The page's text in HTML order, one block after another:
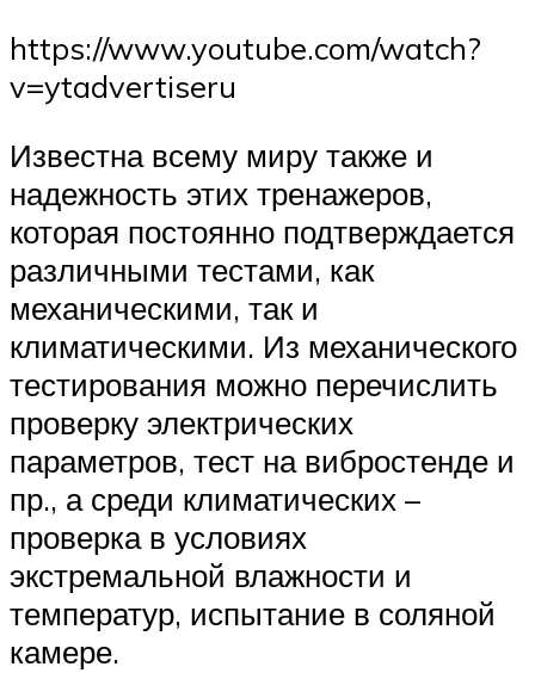
https://www.youtube.com/watch?
v=ytadvertiseru
Известна всему миру также и
надежность этих тренажеров,
которая постоянно подтверждается
различными тестами, как
механическими, так и
климатическими. Из механического
тестирования можно перечислить
проверку электрических
параметров, тест на вибростенде и
пр., а среди климатических –
проверка в условиях
экстремальной влажности и
температур, испытание в соляной
камере.